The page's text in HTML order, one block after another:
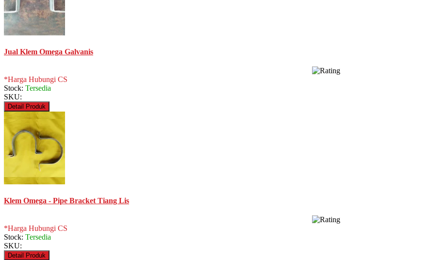
Jual Klem Omega Galvanis
*Harga Hubungi CS
Stock: Tersedia
SKU:
Detail Produk
Klem Omega - Pipe Bracket Tiang Lis
*Harga Hubungi CS
Stock: Tersedia
SKU:
Detail Produk